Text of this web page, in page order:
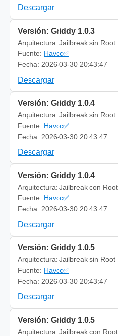
Descargar
Versión: Griddy 1.0.3
Arquitectura: Jailbreak sin Root
Fuente: Havoc✅
Fecha: 2026-03-30 20:43:47
Descargar
Versión: Griddy 1.0.4
Arquitectura: Jailbreak sin Root
Fuente: Havoc✅
Fecha: 2026-03-30 20:43:47
Descargar
Versión: Griddy 1.0.4
Arquitectura: Jailbreak con Root
Fuente: Havoc✅
Fecha: 2026-03-30 20:43:47
Descargar
Versión: Griddy 1.0.5
Arquitectura: Jailbreak sin Root
Fuente: Havoc✅
Fecha: 2026-03-30 20:43:47
Descargar
Versión: Griddy 1.0.5
Arquitectura: Jailbreak con Root